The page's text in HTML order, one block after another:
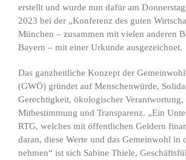
erstellt und wurde nun dafür am
2023 bei der „Konferenz des guten
München – zusammen mit vielen anderen
Bayern – mit einer Urkunde ausgezeichnet.
Das ganzheitliche Konzept der
(GWÖ) gründet auf Menschenwürde,
Gerechtigkeit, ökologischer Verantwortung,
Mitbestimmung und Transparenz. „Ein
RTG, welches mit öffentlichen Geldern
daran, diese Werte und das Gemeinwohl in
nehmen“ ist sich Sabine Thiele,